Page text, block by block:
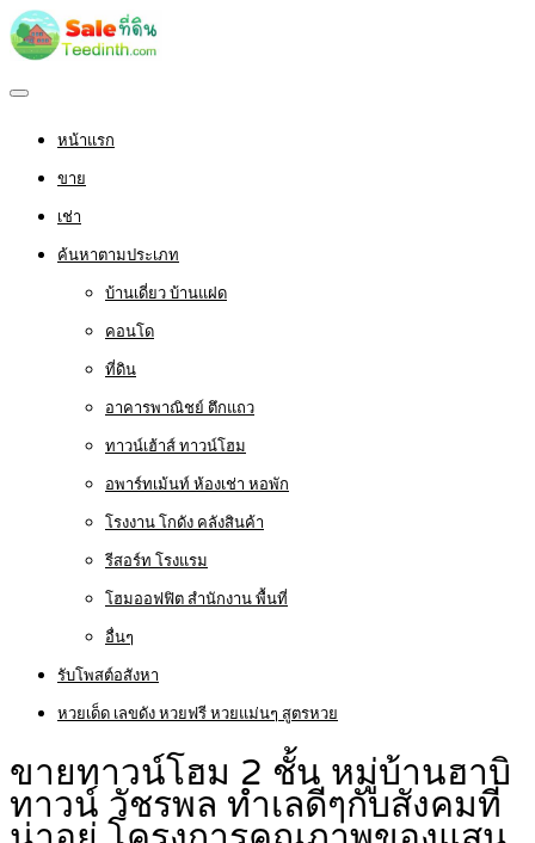
หน้าแรก
ขาย
เช่า
ค้นหาตามประเภท
บ้านเดี่ยว บ้านแฝด
คอนโด
ที่ดิน
อาคารพาณิชย์ ตึกแถว
ทาวน์เฮ้าส์ ทาวน์โฮม
อพาร์ทเม้นท์ ห้องเช่า หอพัก
โรงงาน โกดัง คลังสินค้า
รีสอร์ท โรงแรม
โฮมออฟฟิต สำนักงาน พื้นที่
อื่นๆ
รับโพสต์อสังหา
หวยเด็ด เลขดัง หวยฟรี หวยแม่นๆ สูตรหวย
ขายทาวน์โฮม 2 ชั้น หมู่บ้านฮาบิ
ทาวน์ วัชรพล ทำเลดีๆกับสังคมที่